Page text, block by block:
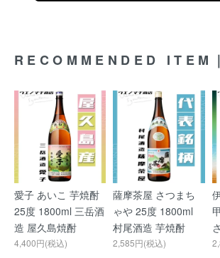
RECOMMENDED ITEM｜
愛子 あいこ 芋焼酎
25度 1800ml 三岳酒
造 屋久島焼酎
4,400円(税込)
薩摩茶屋 さつまち
ゃや 25度 1800ml
村尾酒造 芋焼酎
2,585円(税込)